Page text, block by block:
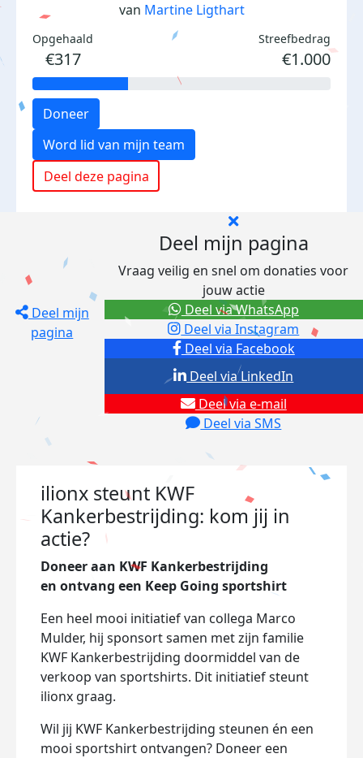
van Martine Ligthart
Opgehaald
€317
Streefbedrag
€1.000
Doneer
Word lid van mijn team
Deel deze pagina
Deel mijn
pagina
Deel mijn pagina
Vraag veilig en snel om donaties voor
jouw actie
Deel via Facebook
Deel via Instagram
Deel via e-mail
Deel via SMS
Deel via LinkedIn
Deel via WhatsApp
ilionx steunt KWF
Kankerbestrijding: kom jij in
actie?
Doneer aan KWF Kankerbestrijding
en ontvang een Keep Going sportshirt
Een heel mooi initiatief van collega Marco
Mulder, hij sponsort samen met zijn familie
KWF Kankerbestrijding doormiddel van de
verkoop van sportshirts. Dit initiatief steunt
ilionx graag.
Wil jij KWF Kankerbestrijding steunen én een
mooi sportshirt ontvangen? Doneer een